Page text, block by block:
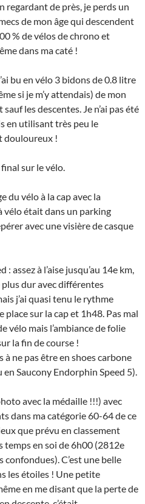
regardant de près, je perds un
de mon âge qui descendent
% de vélos de chrono et
dans ma caté !
bu en vélo 3 bidons de 0.8 litre
si je m’y attendais) de mon
les descentes. Je n’ai pas été
en utilisant très peu le
douloureux !
sur le vélo.
du vélo à la cap avec la
vélo était dans un parking
avec une visière de casque
assez à l’aise jusqu’au 14e km,
plus dur avec différentes
j’ai quasi tenu le rythme
place sur la cap et 1h48. Pas mal
vélo mais l’ambiance de folie
la fin de course !
à ne pas être en shoes carbone
en Saucony Endorphin Speed 5).
avec la médaille !!!) avec
dans ma catégorie 60-64 de ce
que prévu en classement
temps en soi de 6h00 (2812e
confondues). C’est une belle
les étoiles ! Une petite
en me disant que la perte de